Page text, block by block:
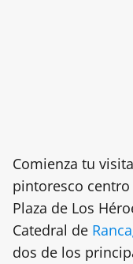
Comienza tu
pintoresco
Plaza de Los
Catedral de
dos de los